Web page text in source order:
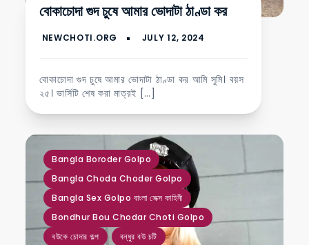
বোকাচোদা গুদ চুষে আমার ভোদাটা ঠাণ্ডা কর
বোকাচোদা গুদ চুষে আমার ভোদাটা ঠাণ্ডা কর আমি সুমি। বয়স
২৫। ভার্সিটি শেষ করা মাত্রই […]
Bangla Boroder Golpo ,
Bangla Choda Choder Golpo
,
Bangla Sex Golpo বাংলা সেক্স কাহিনী
,
Bondhur Bou Chodar Choti Golpo
,
বউকে চোদার গল্প
,
বন্ধুর বউ চটি
,